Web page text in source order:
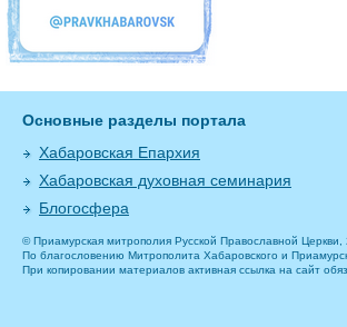
Основные разделы портала
Хабаровская Епархия
Хабаровская духовная семинария
Блогосфера
© Приамурская митрополия Русской Православной Церкви,
По благословению Митрополита Хабаровского и
При копировании материалов активная ссылка на сайт